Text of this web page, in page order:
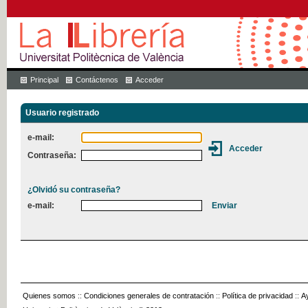
Principal Contáctenos Acceder
Usuario registrado
e-mail:
Contraseña:
¿Olvidó su contraseña?
e-mail:
Quienes somos :: Condiciones generales de contratación :: Política de privacidad ::